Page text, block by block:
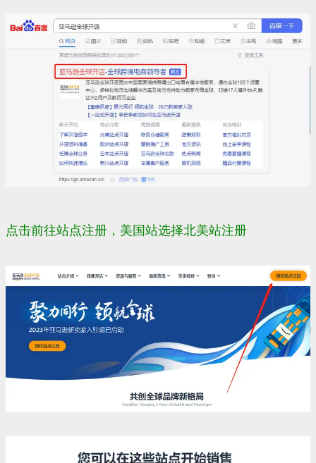
点击前往站点注册，美国站选择北美站注册